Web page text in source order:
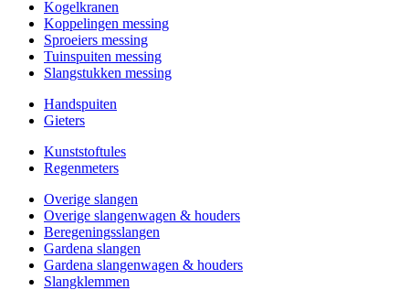
Kogelkranen
Koppelingen messing
Sproeiers messing
Tuinspuiten messing
Slangstukken messing
Handspuiten
Gieters
Kunststoftules
Regenmeters
Overige slangen
Overige slangenwagen & houders
Beregeningsslangen
Gardena slangen
Gardena slangenwagen & houders
Slangklemmen